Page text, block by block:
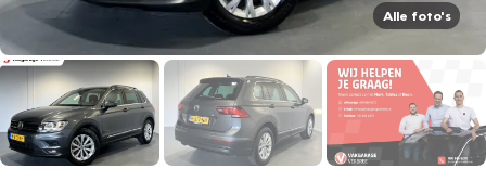
Alle foto's